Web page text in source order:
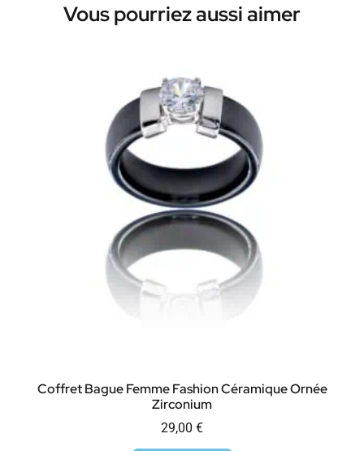
Vous pourriez aussi aimer
Coffret Bague Femme Fashion Céramique Ornée
Zirconium
29,00 €